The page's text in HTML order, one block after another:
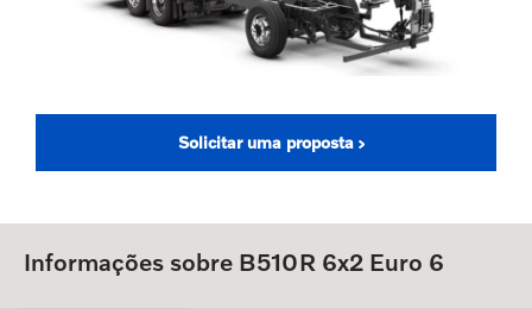
Solicitar uma proposta
Informações sobre B510R 6x2 Euro 6